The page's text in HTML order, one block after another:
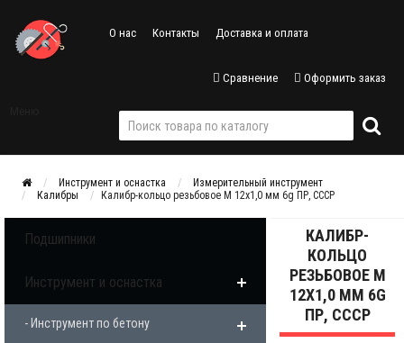
О нас Контакты Доставка и оплата
Сравнение Оформить заказ
Инструмент и оснастка
Измерительный инструмент
Калибры
Калибр-кольцо резьбовое М 12х1,0 мм 6g ПР, СССР
Подшипники
Инструмент и оснастка
- Инструмент по бетону
КАЛИБР-
КОЛЬЦО
РЕЗЬБОВОЕ М
12Х1,0 ММ 6G
ПР, СССР